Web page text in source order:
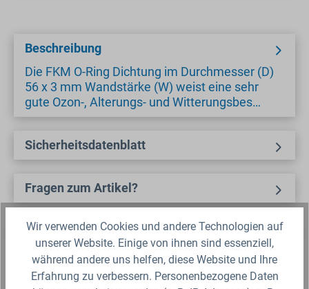
Beschreibung
Die FKM O-Ring Dichtung im Durchmesser (D)
56 x 3 mm Wandstärke (W) weist eine sehr
gute Ozon-, Alterungs- und Witterungsbes…
Sicherheitsdatenblatt
Fragen zum Artikel?
Produktbewertungen
Wir verwenden Cookies und andere Technologien auf
unserer Website. Einige von ihnen sind essenziell,
während andere uns helfen, diese Website und Ihre
Erfahrung zu verbessern. Personenbezogene Daten